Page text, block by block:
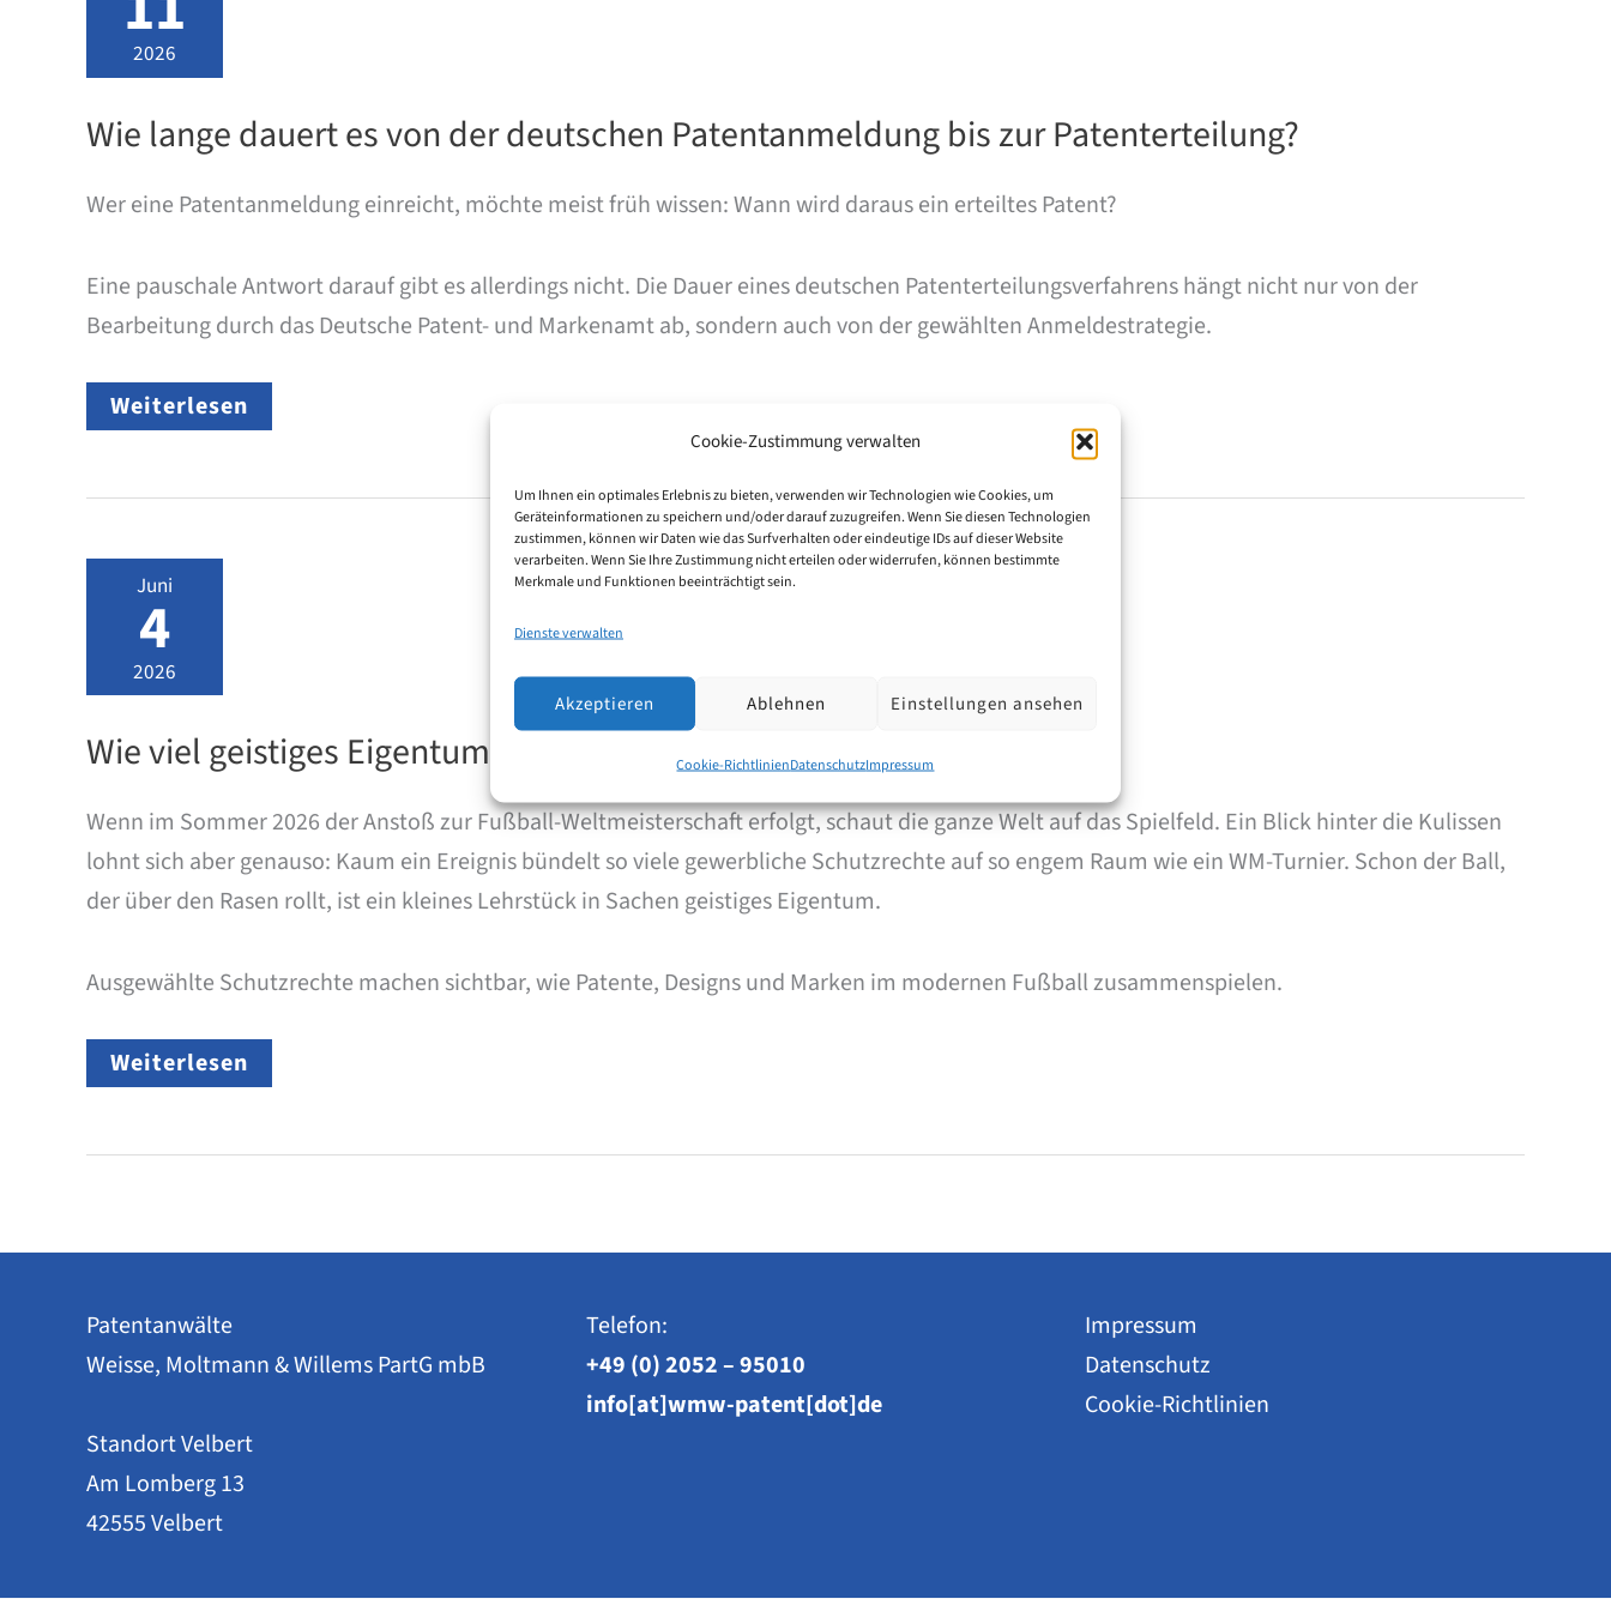
Cookie-Zustimmung verwalten
Um Ihnen ein optimales Erlebnis zu bieten, verwenden wir Technologien wie Cookies, um
Geräteinformationen zu speichern und/oder darauf zuzugreifen. Wenn Sie diesen Technologien
zustimmen, können wir Daten wie das Surfverhalten oder eindeutige IDs auf dieser Website
verarbeiten. Wenn Sie Ihre Zustimmung nicht erteilen oder widerrufen, können bestimmte
Merkmale und Funktionen beeinträchtigt sein.
Dienste verwalten
Akzeptieren Ablehnen Einstellungen ansehen
Cookie-RichtlinienDatenschutzImpressum
2026
Wie lange dauert es von der deutschen Patentanmeldung bis zur Patenterteilung?
Wer eine Patentanmeldung einreicht, möchte meist früh wissen: Wann wird daraus ein erteiltes Patent?
Eine pauschale Antwort darauf gibt es allerdings nicht. Die Dauer eines deutschen Patenterteilungsverfahrens hängt nicht nur von der
Bearbeitung durch das Deutsche Patent- und Markenamt ab, sondern auch von der gewählten Anmeldestrategie.
Wie
lange
von
Patentanmeldung
bis
zur
Patenterteilung?
Weiterlesen
Juni
4
2026
Wie viel geistiges Eigentum steckt in der Fußball-WM 2026?
Wenn im Sommer 2026 der Anstoß zur Fußball-Weltmeisterschaft erfolgt, schaut die ganze Welt auf das Spielfeld. Ein Blick hinter die Kulissen
lohnt sich aber genauso: Kaum ein Ereignis bündelt so viele gewerbliche Schutzrechte auf so engem Raum wie ein WM-Turnier. Schon der Ball,
der über den Rasen rollt, ist ein kleines Lehrstück in Sachen geistiges Eigentum.
Ausgewählte Schutzrechte machen sichtbar, wie Patente, Designs und Marken im modernen Fußball zusammenspielen.
Wie
viel
steckt
WM
Weiterlesen
Patentanwälte
Weisse, Moltmann & Willems PartG mbB
Standort Velbert
Am Lomberg 13
42555 Velbert
Telefon:
+49 (0) 2052 – 95010
info[at]wmw-patent[dot]de
Impressum
Datenschutz
Cookie-Richtlinien